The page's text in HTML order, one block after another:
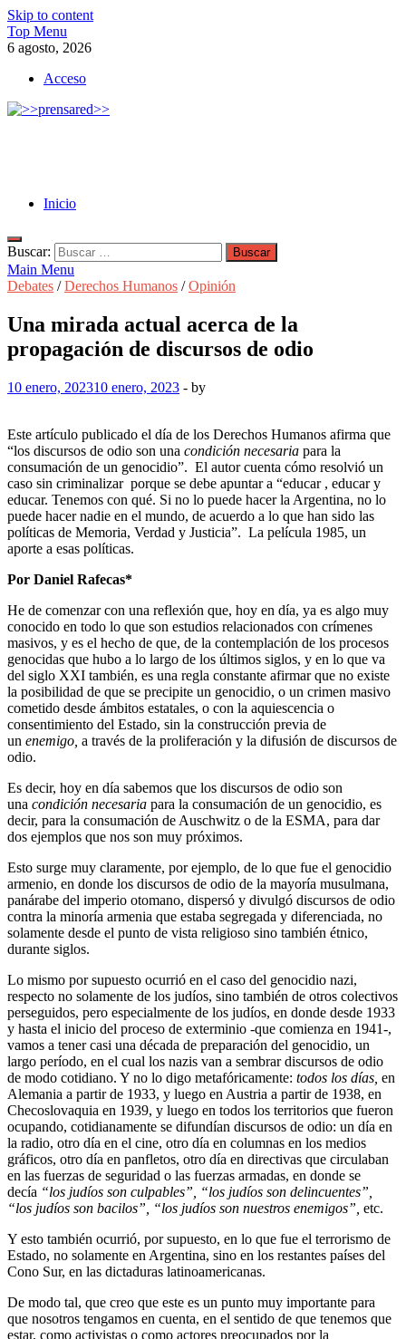
Skip to content
Top Menu
6 agosto, 2026
Acceso
Inicio
Buscar:
Main Menu
Debates /Derechos Humanos /Opinión
Una mirada actual acerca de la
propagación de discursos de odio
10 enero, 202310 enero, 2023 - by
Este artículo publicado el día de los Derechos Humanos afirma que
“los discursos de odio son una condición necesaria para la
consumación de un genocidio”. El autor cuenta cómo resolvió un
caso sin criminalizar porque se debe apuntar a “educar , educar y
educar. Tenemos con qué. Si no lo puede hacer la Argentina, no lo
puede hacer nadie en el mundo, de acuerdo a lo que han sido las
políticas de Memoria, Verdad y Justicia”. La película 1985, un
aporte a esas políticas.
Por Daniel Rafecas*
He de comenzar con una reflexión que, hoy en día, ya es algo muy
conocido en todo lo que son estudios relacionados con crímenes
masivos, y es el hecho de que, de la contemplación de los procesos
genocidas que hubo a lo largo de los últimos siglos, y en lo que va
del siglo XXI también, es una regla constante afirmar que no existe
la posibilidad de que se precipite un genocidio, o un crimen masivo
cometido desde ámbitos estatales, o con la aquiescencia o
consentimiento del Estado, sin la construcción previa de
un enemigo, a través de la proliferación y la difusión de discursos de
odio.
Es decir, hoy en día sabemos que los discursos de odio son
una condición necesaria para la consumación de un genocidio, es
decir, para la consumación de Auschwitz o de la ESMA, para dar
dos ejemplos que nos son muy próximos.
Esto surge muy claramente, por ejemplo, de lo que fue el genocidio
armenio, en donde los discursos de odio de la mayoría musulmana,
panárabe del imperio otomano, dispersó y divulgó discursos de odio
contra la minoría armenia que estaba segregada y diferenciada, no
solamente desde el punto de vista religioso sino también étnico,
durante siglos.
Lo mismo por supuesto ocurrió en el caso del genocidio nazi,
respecto no solamente de los judíos, sino también de otros colectivos
perseguidos, pero especialmente de los judíos, en donde desde 1933
y hasta el inicio del proceso de exterminio -que comienza en 1941-,
vamos a tener casi una década de preparación del genocidio, un
largo período, en el cual los nazis van a sembrar discursos de odio
de modo cotidiano. Y no lo digo metafóricamente: todos los días, en
Alemania a partir de 1933, y luego en Austria a partir de 1938, en
Checoslovaquia en 1939, y luego en todos los territorios que fueron
ocupando, cotidianamente se difundían discursos de odio: un día en
la radio, otro día en el cine, otro día en columnas en los medios
gráficos, otro día en panfletos, otro día en directivas que circulaban
en las fuerzas de seguridad o las fuerzas armadas, en donde se
decía “los judíos son culpables”, “los judíos son delincuentes”,
“los judíos son bacilos”, “los judíos son nuestros enemigos”, etc.
Y esto también ocurrió, por supuesto, en lo que fue el terrorismo de
Estado, no solamente en Argentina, sino en los restantes países del
Cono Sur, en las dictaduras latinoamericanas.
De modo tal, que creo que este es un punto muy importante para
que nosotros tengamos en cuenta, en el sentido de que tenemos que
estar, como activistas o como actores preocupados por la